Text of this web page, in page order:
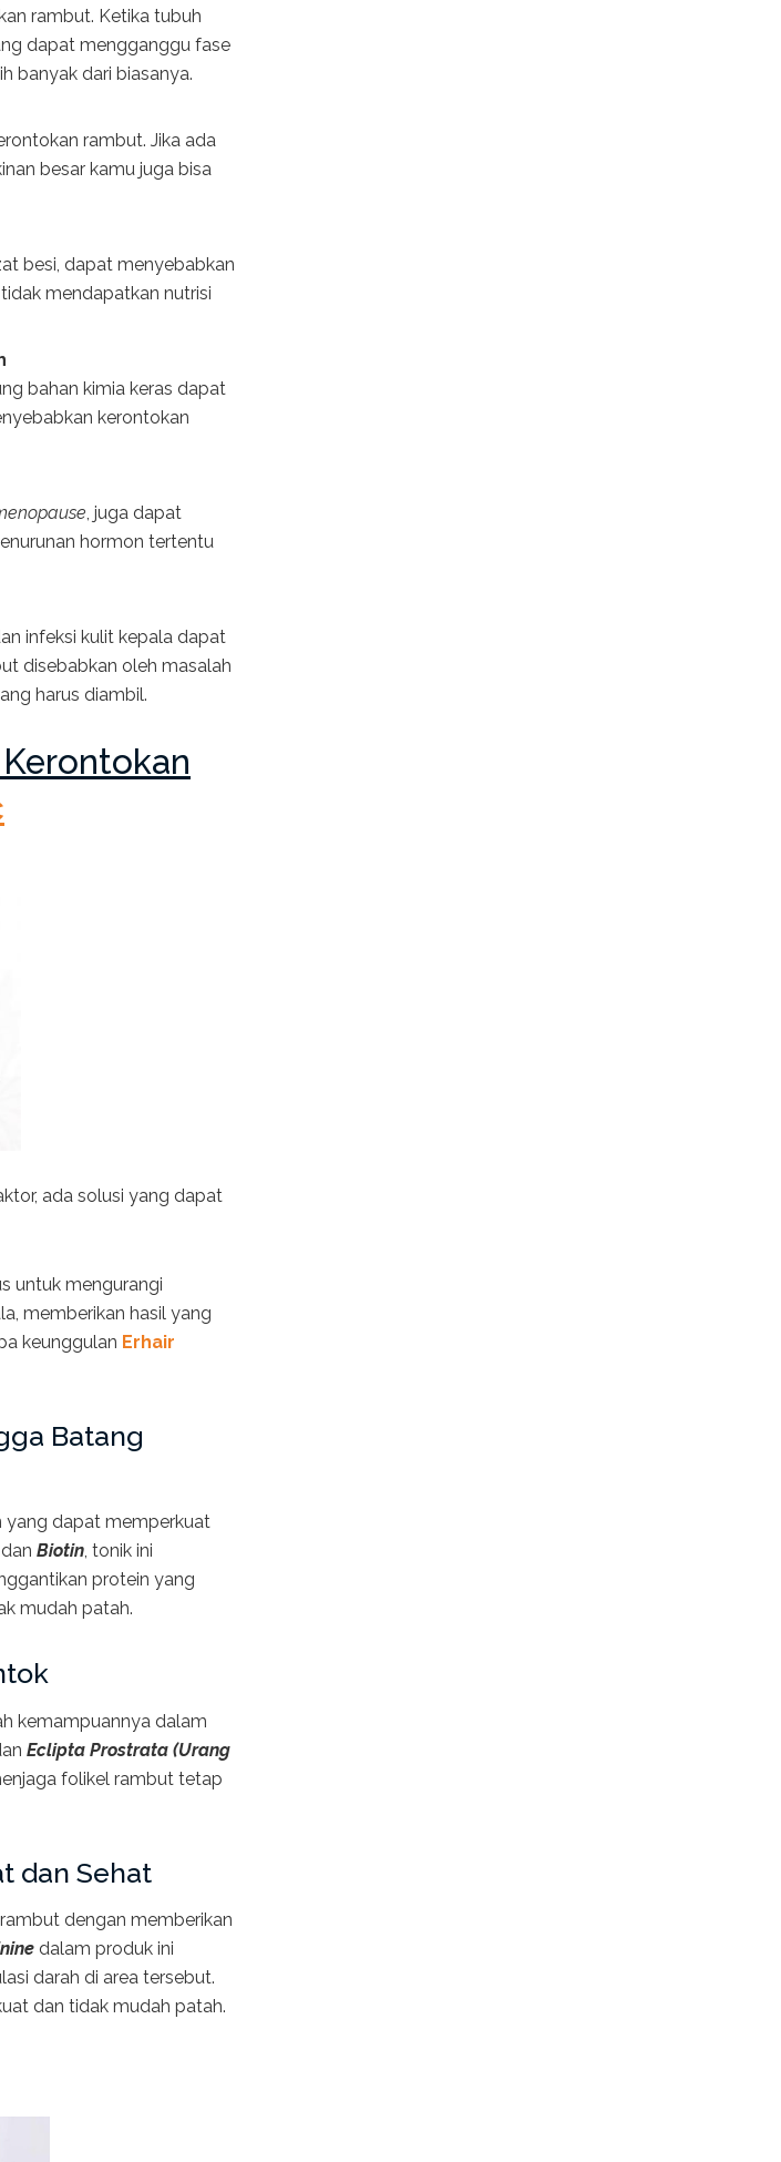
rambut. Ketika tubuh
dapat mengganggu fase
banyak dari biasanya.
rambut. Jika ada
besar kamu juga bisa
besi, dapat menyebabkan
mendapatkan nutrisi
bahan kimia keras dapat
kerontokan
, juga dapat
hormon tertentu
infeksi kulit kepala dapat
disebabkan oleh masalah
harus diambil.
ada solusi yang dapat
untuk mengurangi
memberikan hasil yang
keunggulan Erhair
Batang
yang dapat memperkuat
dan Biotin, tonik ini
protein yang
mudah patah.
kemampuannya dalam
Eclipta Prostrata (Urang
folikel rambut tetap
dan Sehat
dengan memberikan
dalam produk ini
darah di area tersebut.
dan tidak mudah patah.